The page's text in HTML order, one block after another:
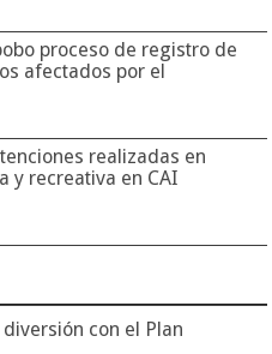
proceso de registro de
afectados por el
realizadas en
y recreativa en CAI
con el Plan